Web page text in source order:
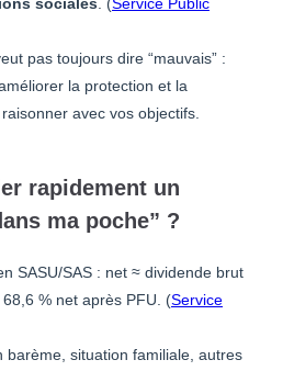
pas toujours dire “mauvais” :
la protection et la
avec vos objectifs.
rapidement un
ma poche” ?
SASU/SAS : net ≈ dividende brut
% net après PFU. (Service
barème, situation familiale, autres